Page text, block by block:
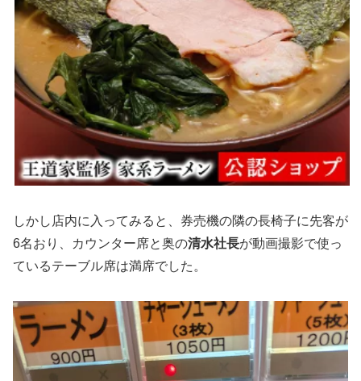
しかし店内に入ってみると、券売機の隣の長椅子に先客が
6名おり、カウンター席と奥の清水社長が動画撮影で使っ
ているテーブル席は満席でした。